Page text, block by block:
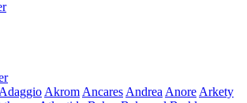
Adaggio Akrom Ancares Andrea Anore Arkety